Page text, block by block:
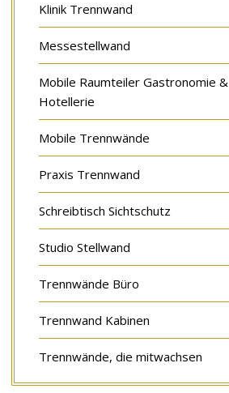
Klinik Trennwand
Messestellwand
Mobile Raumteiler Gastronomie &
Hotellerie
Mobile Trennwände
Praxis Trennwand
Schreibtisch Sichtschutz
Studio Stellwand
Trennwände Büro
Trennwand Kabinen
Trennwände, die mitwachsen